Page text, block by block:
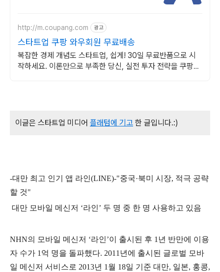
http://m.coupang.com 광고
스타트업 쿠팡 와우회원 무료배송
복잡한 경제 개념도 스타트업, 쉽게! 30일 무료반품으로 시
작하세요. 이론만으로 부족한 당신, 실전 투자 전략을 쿠팡에
이글은 스타트업 미디어 플래텀에 기고 한 글입니다.:)
-대만 최고 인기 앱 라인(LINE)-"중국·북미 시장, 적극 공략
할 것"
대만 모바일 메신저 ‘라인’ 두 명 중 한 명 사용하고 있음
NHN의 모바일 메신저 ‘라인’이 출시된 후 1년 반만에 이용
자 수가 1억 명을 돌파했다. 2011년에 출시된 글로벌 모바
일 메신저 서비스로 2013년 1월 18일 기준 대만, 일본, 홍콩,